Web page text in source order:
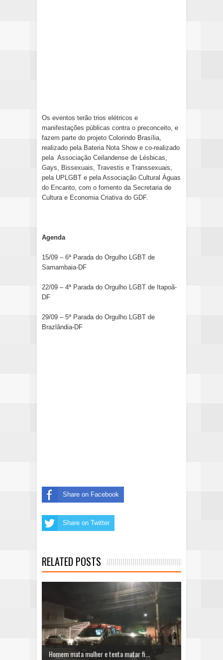
Os eventos terão trios elétricos e
manifestações públicas contra o preconceito, e
fazem parte do projeto Colorindo Brasília,
realizado pela Bateria Nota Show e co-realizado
pela Associação Ceilandense de Lésbicas,
Gays, Bissexuais, Travestis e Transsexuais,
pela UPLGBT e pela Associação Cultural Águas
do Encanto, com o fomento da Secretaria de
Cultura e Economia Criativa do GDF.
Agenda
15/09 – 6ª Parada do Orgulho LGBT de
Samambaia-DF
22/09 – 4ª Parada do Orgulho LGBT de Itapoã-
DF
29/09 – 5ª Parada do Orgulho LGBT de
Brazlândia-DF
Share on Facebook
Share on Twitter
RELATED POSTS
Homem mata mulher e tenta matar fi...